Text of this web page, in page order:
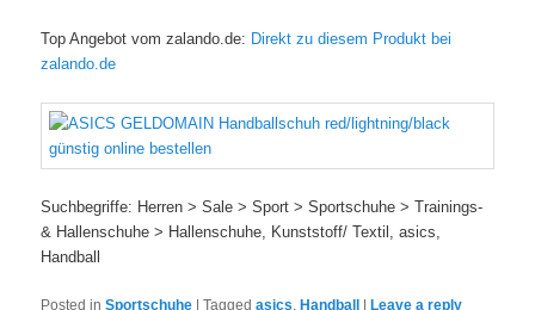
Top Angebot vom zalando.de: Direkt zu diesem Produkt bei
zalando.de
Suchbegriffe: Herren > Sale > Sport > Sportschuhe > Trainings-
& Hallenschuhe > Hallenschuhe, Kunststoff/ Textil, asics,
Handball
Posted in Sportschuhe |Tagged asics ,Handball |Leave a reply